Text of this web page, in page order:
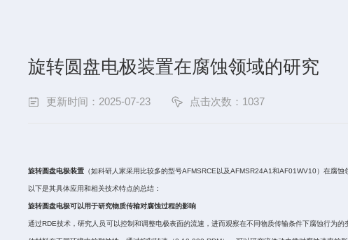
旋转圆盘电极装置在腐蚀领域的研究
更新时间：2025-07-23 点击次数：1037
旋转圆盘电极装置 （如科研人家采用比较多的型号AFMSRCE 以及AFMSR24A1和AF01WV10）在腐蚀
以下是其具体应用和相关技术特点的总结：
旋转圆盘电极可以用于研究物质传输对腐蚀过程的影响
通过RDE技术，研究人员可以控制和调整电极表面的流速，进而观察在不同物质传输条件下腐蚀行为